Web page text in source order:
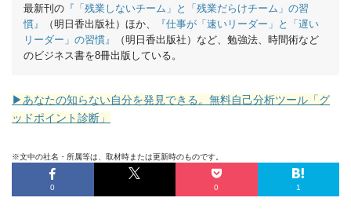
最新刊の 『「残業しないチーム」と「残業だらけチーム」の習
慣』
（明日香出版社）ほか、
『仕事が「速いリーダー」と「遅い
リーダー」の習慣』
（明日香出版社）など、勉強法、時間術など
のビジネス書を8冊出版している。
▶あなたの知らない自分を発見できる。無料自己分析ツール「グ
ッドポイント診断」
※文中の社名・所属等は、取材時または更新時のものです。
0 0 1